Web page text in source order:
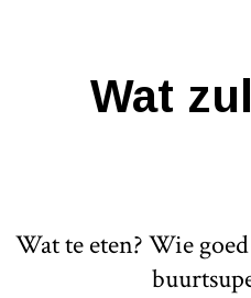
Wat
Wat te eten? Wie